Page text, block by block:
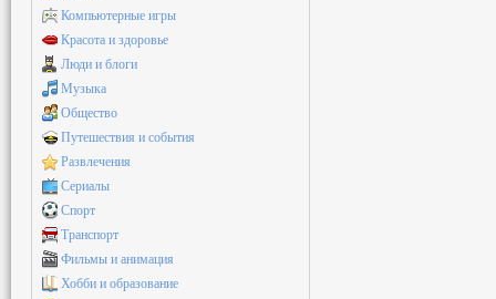
Компьютерные игры
Красота и здоровье
Люди и блоги
Музыка
Общество
Путешествия и события
Развлечения
Сериалы
Спорт
Транспорт
Фильмы и анимация
Хобби и образование